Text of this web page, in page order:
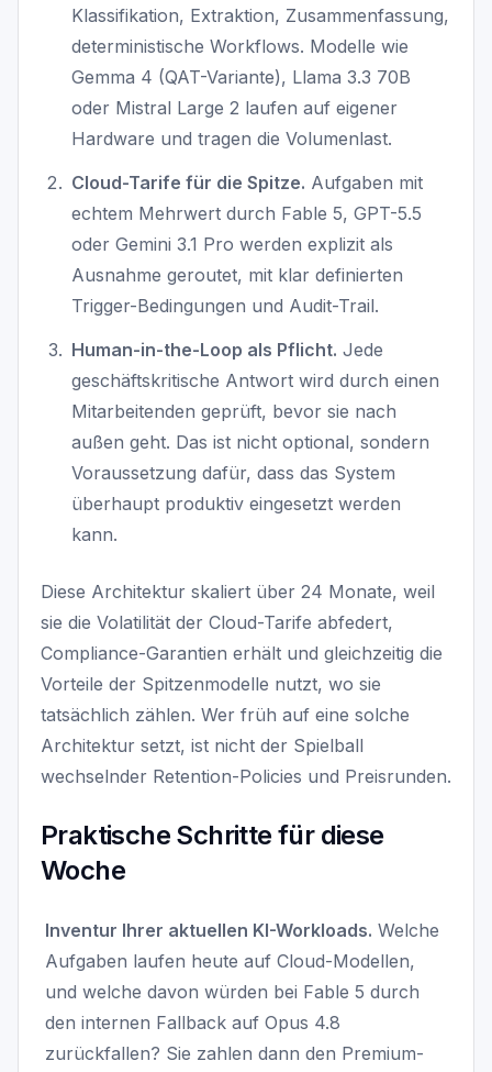
Klassifikation, Extraktion, Zusammenfassung,
deterministische Workflows. Modelle wie
Gemma 4 (QAT-Variante), Llama 3.3 70B
oder Mistral Large 2 laufen auf eigener
Hardware und tragen die Volumenlast.
Cloud-Tarife für die Spitze. Aufgaben mit
echtem Mehrwert durch Fable 5, GPT-5.5
oder Gemini 3.1 Pro werden explizit als
Ausnahme geroutet, mit klar definierten
Trigger-Bedingungen und Audit-Trail.
Human-in-the-Loop als Pflicht. Jede
geschäftskritische Antwort wird durch einen
Mitarbeitenden geprüft, bevor sie nach
außen geht. Das ist nicht optional, sondern
Voraussetzung dafür, dass das System
überhaupt produktiv eingesetzt werden
kann.
Diese Architektur skaliert über 24 Monate, weil
sie die Volatilität der Cloud-Tarife abfedert,
Compliance-Garantien erhält und gleichzeitig die
Vorteile der Spitzenmodelle nutzt, wo sie
tatsächlich zählen. Wer früh auf eine solche
Architektur setzt, ist nicht der Spielball
wechselnder Retention-Policies und Preisrunden.
Praktische Schritte für diese
Woche
Inventur Ihrer aktuellen KI-Workloads. Welche
Aufgaben laufen heute auf Cloud-Modellen,
und welche davon würden bei Fable 5 durch
den internen Fallback auf Opus 4.8
zurückfallen? Sie zahlen dann den Premium-